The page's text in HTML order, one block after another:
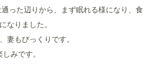
った辺りから、まず眠れる様になり、食
なりました。
妻もびっくりです。
みです。